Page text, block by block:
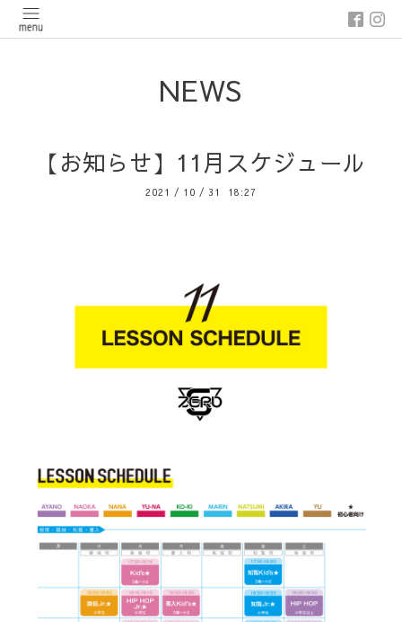
NEWS
【お知らせ】11月スケジュール
2021 / 10 / 31 18:27